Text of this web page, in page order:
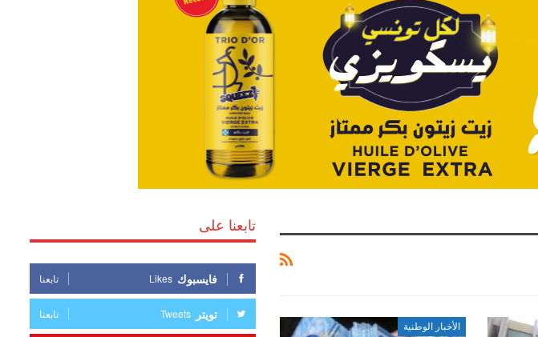
الأخبار الوطنية
تابعنا على
فايسبوك Likes تابعنا
تويتر Tweets تابعنا